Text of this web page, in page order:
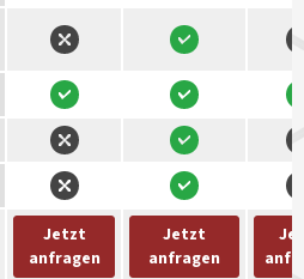
Jetzt
anfragen
Jetzt
anfragen